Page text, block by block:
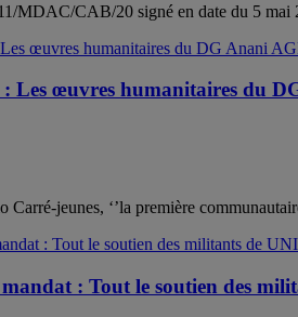
MDAC/CAB/20 signé en date du 5 mai
Les œuvres humanitaires du
Carré-jeunes, ‘’la première
: Tout le soutien des